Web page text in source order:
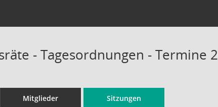
- Tagesordnungen - Termine
Mitglieder Sitzungen